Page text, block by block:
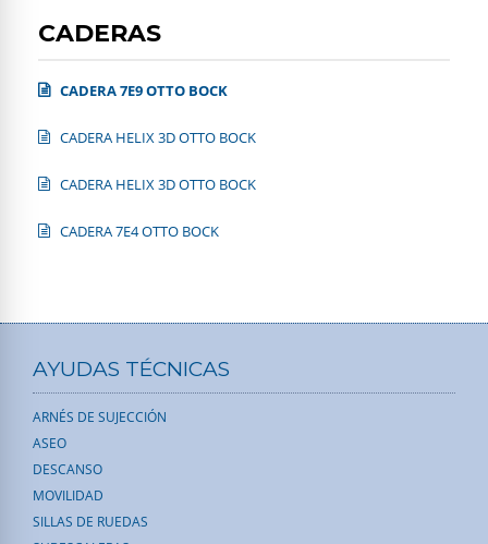
CADERAS
CADERA 7E9 OTTO BOCK
CADERA HELIX 3D OTTO BOCK
CADERA HELIX 3D OTTO BOCK
CADERA 7E4 OTTO BOCK
AYUDAS TÉCNICAS
ARNÉS DE SUJECCIÓN
ASEO
DESCANSO
MOVILIDAD
SILLAS DE RUEDAS